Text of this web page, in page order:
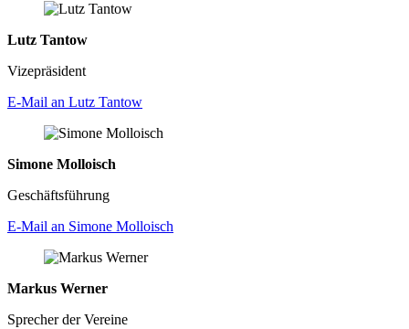
Lutz Tantow
Vizepräsident
E-Mail an Lutz Tantow
Simone Molloisch
Geschäftsführung
E-Mail an Simone Molloisch
Markus Werner
Sprecher der Vereine